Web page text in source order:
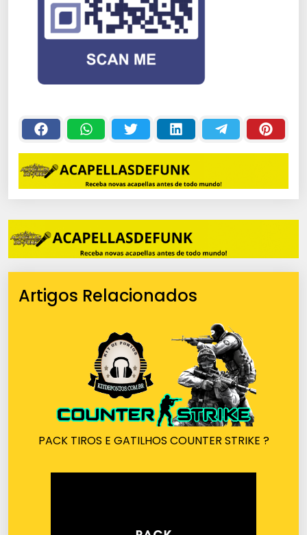
Artigos Relacionados
PACK TIROS E GATILHOS COUNTER STRIKE ?